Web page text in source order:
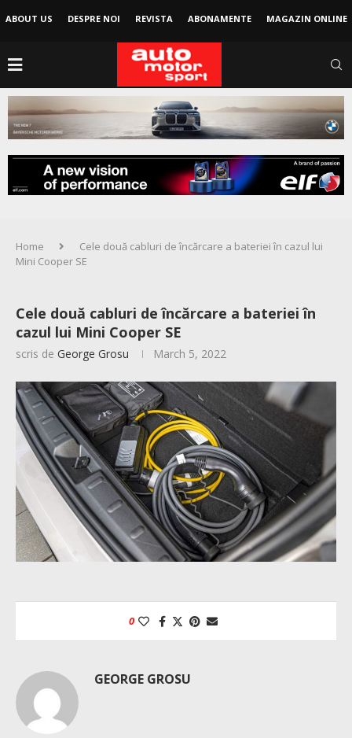
ABOUT US DESPRE NOI REVISTA ABONAMENTE MAGAZIN ONLINE
Home
Cele două cabluri de încărcare a bateriei în cazul lui
Mini Cooper SE
Cele două cabluri de încărcare a bateriei în
cazul lui Mini Cooper SE
scris de George Grosu March 5, 2022
0
GEORGE GROSU